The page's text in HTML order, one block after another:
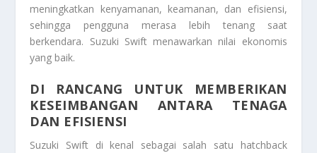
meningkatkan kenyamanan, keamanan, dan efisiensi,
sehingga pengguna merasa lebih tenang saat
berkendara. Suzuki Swift menawarkan nilai ekonomis
yang baik.
DI RANCANG UNTUK MEMBERIKAN
KESEIMBANGAN ANTARA TENAGA
DAN EFISIENSI
Suzuki Swift di kenal sebagai salah satu hatchback